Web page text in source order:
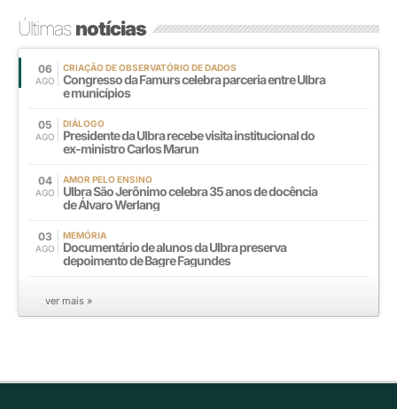
Últimasnotícias
06
AGO
CRIAÇÃO DE OBSERVATÓRIO DE DADOS
Congresso da Famurs celebra parceria entre Ulbra
e municípios
05
AGO
DIÁLOGO
Presidente da Ulbra recebe visita institucional do
ex-ministro Carlos Marun
04
AGO
AMOR PELO ENSINO
Ulbra São Jerônimo celebra 35 anos de docência
de Álvaro Werlang
03
AGO
MEMÓRIA
Documentário de alunos da Ulbra preserva
depoimento de Bagre Fagundes
ver mais »